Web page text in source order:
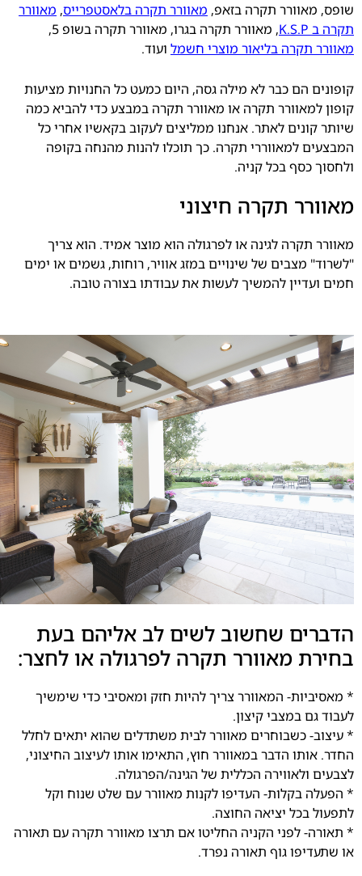
שופס, מאוורר תקרה בזאפ, מאוורר תקרה בלאסטפרייס, מאוורר
תקרה ב K.S.P
, מאוורר תקרה בגרו, מאוורר תקרה בשופ 5,
מאוורר תקרה בליאור מוצרי חשמל ועוד.
קופונים הם כבר לא מילה גסה, היום כמעט כל החנויות מציעות
קופון למאוורר תקרה או מאוורר תקרה במבצע כדי להביא כמה
שיותר קונים לאתר. אנחנו ממליצים לעקוב בקאשיו אחרי כל
המבצעים למאווררי תקרה. כך תוכלו להנות מהנחה בקופה
ולחסוך כסף בכל קניה.
מאוורר תקרה חיצוני
מאוורר תקרה לגינה או לפרגולה הוא מוצר אמיד. הוא צריך
"לשרוד" מצבים של שינויים במזג אוויר, רוחות, גשמים או ימים
חמים ועדיין להמשיך לעשות את עבודתו בצורה טובה.
הדברים שחשוב לשים לב אליהם בעת
בחירת מאוורר תקרה לפרגולה או לחצר:
* מאסיביות- המאוורר צריך להיות חזק ומאסיבי כדי שימשיך
לעבוד גם במצבי קיצון.
* עיצוב- כשבוחרים מאוורר לבית משתדלים שהוא יתאים לחלל
החדר. אותו הדבר במאוורר חוץ, התאימו אותו לעיצוב החיצוני,
לצבעים ולאווירה הכללית של הגינה/הפרגולה.
* הפעלה בקלות- העדיפו לקנות מאוורר עם שלט שנוח וקל
לתפעול בכל יציאה החוצה.
* תאורה- לפני הקניה החליטו אם תרצו מאוורר תקרה עם תאורה
או שתעדיפו גוף תאורה נפרד.